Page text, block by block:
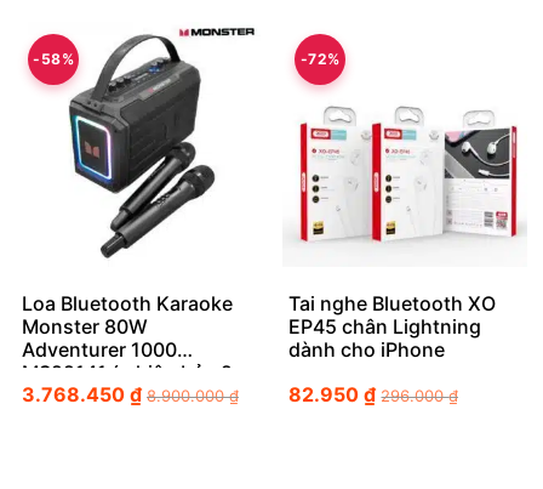
-58%
Loa Bluetooth Karaoke
Monster 80W
Adventurer 1000
MS22141 ( phiên bản 2
Mic không dây )
3.768.450 ₫ 8.900.000₫
-72%
Tai nghe Bluetooth XO
EP45 chân Lightning
dành cho iPhone
82.950₫ 296.000₫